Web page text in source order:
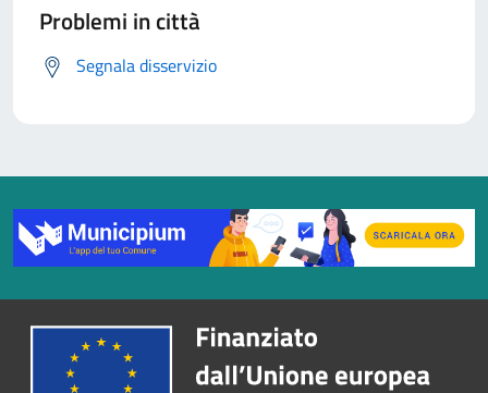
Problemi in città
Segnala disservizio